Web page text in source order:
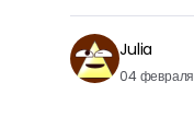
Julia
04